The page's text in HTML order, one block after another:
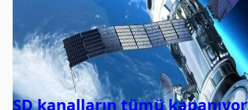
SD kanalların tümü kapanıyor